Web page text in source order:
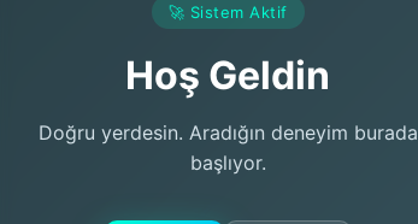
🚀 Sistem Aktif
Hoş Geldin
Doğru yerdesin. Aradığın deneyim burada
başlıyor.